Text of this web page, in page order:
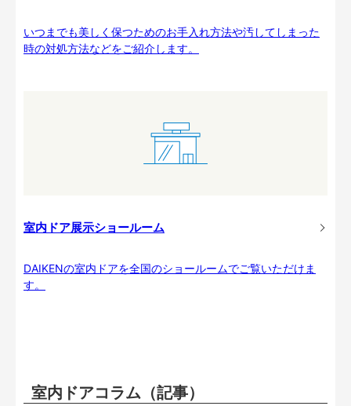
いつまでも美しく保つためのお手入れ方法や汚してしまった
時の対処方法などをご紹介します。
室内ドア展示ショールーム
DAIKENの室内ドアを全国のショールームでご覧いただけま
す。
室内ドアコラム（記事）